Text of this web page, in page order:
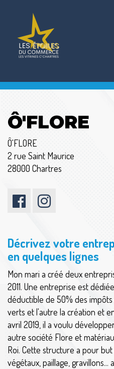
Ô'FLORE
Ô'FLORE
2 rue Saint Maurice
28000 Chartres
Décrivez votre
en quelques lignes
Mon mari a créé deux
2011. Une entreprise est
déductible de 50% des
verts et l'autre la création et
avril 2019, il a voulu
autre société Flore et
Roi. Cette structure a pour
végétaux, paillage, gravillons...